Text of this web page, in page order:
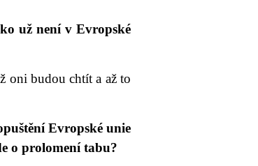
už není v Evropské
oni budou chtít a až to
Evropské unie
o prolomení tabu?